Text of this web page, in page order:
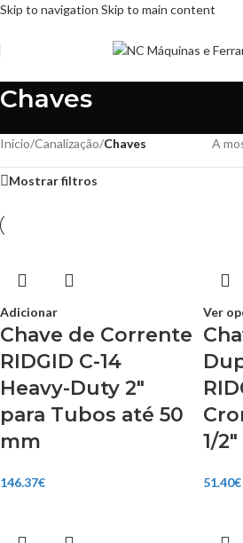
Skip to navigation Skip to main content
Chaves
Início/Canalização/Chaves A
Mostrar filtros
Adicionar
Chave de Corrente
RIDGID C-14
Heavy-Duty 2″
para Tubos até 50
mm
146.37€
Ver
1/
51.40€